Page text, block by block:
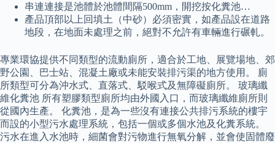
串連連接是池體於池體間隔500mm，開挖按化糞池…
產品頂部以上回填土（中砂）必須密實，如產品設在道路
地段，在地面未處理之前，絕對不允許有車輛進行碾軋。
專業環協提供不同類型的流動廁所，適合於工地、展覽場地、郊
野公園、巴士站、混凝土廠或未能安裝排污渠的地方使用。 廁
所類型可分為沖水式、直落式、駁喉式及無障礙廁所。 玻璃纖
維化糞池 所有塑膠類型廁所均由外國入口，而玻璃纖維廁所則
從國內生產。 化糞池，是為一些沒有連接公共排污系統的樓宇
而設的小型污水處理系統，包括一個或多個水池及化糞系統。
污水在進入水池時，細菌會對污物進行無氧分解，並會使固體廢